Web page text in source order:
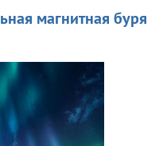
магнитная буря